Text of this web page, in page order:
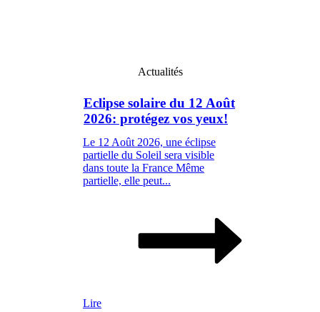
Actualités
Eclipse solaire du 12 Août
2026: protégez vos yeux!
Le 12 Août 2026, une éclipse
partielle du Soleil sera visible
dans toute la France Même
partielle, elle peut...
Lire